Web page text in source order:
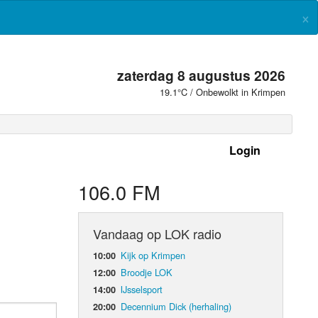
×
zaterdag 8 augustus 2026
19.1°C / Onbewolkt in Krimpen
Login
106.0 FM
Vandaag op LOK radio
10:00 Kijk op Krimpen
12:00 Broodje LOK
14:00 IJsselsport
20:00 Decennium Dick (herhaling)